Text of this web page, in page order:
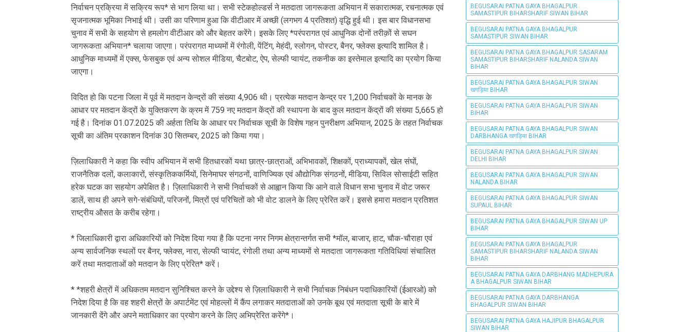
निर्वाचन प्रक्रिया में सक्रिय रूप* से भाग लिया था। सभी स्टेकहोल्डर्स ने मतदाता जागरूकता अभियान में सकारात्मक, रचनात्मक एवं
सृजनात्मक भूमिका निभाई थी। उसी का परिणाम हुआ कि वीटीआर में अच्छी (लगभग 4 प्रतिशत) वृद्धि हुई थी। इस बार विधानसभा
चुनाव में सभी के सहयोग से हमलोग वीटीआर को और बेहतर करेंगे। इसके लिए *परंपरागत एवं आधुनिक दोनों तरीक़ों से सघन
जागरूकता अभियान* चलाया जाएगा। परंपरागत माध्यमों में रंगोली, पेंटिंग, मेहंदी, स्लोगन, पोस्टर, बैनर, फ्लेक्स इत्यादि शामिल है।
आधुनिक माध्यमों में एक्स, फेसबुक एवं अन्य सोशल मीडिया, चैटबोट, ऐप, सेल्फी प्वायंट, तकनीक का इस्तेमाल इत्यादि का प्रयोग किया
जाएगा।
विदित हो कि पटना जिला में पूर्व में मतदान केन्द्रों की संख्या 4,906 थी। प्रत्येक मतदान केन्द्र पर 1,200 निर्वाचकों के मानक के
आधार पर मतदान केंद्रों के युक्तिकरण के क्रम में 759 नए मतदान केंद्रों की स्थापना के बाद कुल मतदान केंद्रों की संख्या 5,665 हो
गई है। दिनांक 01.07.2025 की अर्हता तिथि के आधार पर निर्वाचक सूची के विशेष गहन पुनरीक्षण अभियान, 2025 के तहत निर्वाचक
सूची का अंतिम प्रकाशन दिनांक 30 सितम्बर, 2025 को किया गया।
ज़िलाधिकारी ने कहा कि स्वीप अभियान में सभी हितधारकों यथा छात्र-छात्राओं, अभिभावकों, शिक्षकों, प्राध्यापकों, खेल संघों,
राजनैतिक दलों, कलाकारों, संस्कृतिककर्मियों, सिनेमाघर संगठनों, वाणिज्यिक एवं औद्योगिक संगठनों, मीडिया, सिविल सोसाईटी सहित
हरेक घटक का सहयोग अपेक्षित है। ज़िलाधिकारी ने सभी निर्वाचकों से आह्वान किया कि आने वाले विधान सभा चुनाव में वोट जरूर
डालें, साथ ही अपने सगे-संबंधियों, परिजनों, मित्रों एवं परिचितों को भी वोट डालने के लिए प्रेरित करें। इससे हमारा मतदान प्रतिशत
राष्ट्रीय औसत के करीब रहेगा।
* जिलाधिकारी द्वारा अधिकारियों को निदेश दिया गया है कि पटना नगर निगम क्षेत्रान्तर्गत सभी *मॉल, बाजार, हाट, चौक-चौराहा एवं
अन्य सार्वजनिक स्थलों पर बैनर, फ्लेक्स, नारा, सेल्फी प्वायंट, रंगोली तथा अन्य माध्यमों से मतदाता जागरूकता गतिविधियां संचालित
करें तथा मतदाताओं को मतदान के लिए प्रेरित* करें।
* *शहरी क्षेत्रों में अधिकतम मतदान सुनिश्चित करने के उद्देश्य से ज़िलाधिकारी ने सभी निर्वाचक निबंधन पदाधिकारियों (ईआरओ) को
निदेश दिया है कि वह शहरी क्षेत्रों के अपार्टमेंट एवं मोहल्लों में कैंप लगाकर मतदाताओं को उनके बूथ एवं मतदाता सूची के बारे में
जानकारी देंगे और अपने मताधिकार का प्रयोग करने के लिए अभिप्रेरित करेंगे*।
BEGUSARAI PATNA GAYA BHAGALPUR
SAMASTIPUR BIHARSHARIF SIWAN BIHAR
BEGUSARAI PATNA GAYA BHAGALPUR
SAMASTIPUR SIWAN BIHAR
BEGUSARAI PATNA GAYA BHAGALPUR SASARAM
SAMASTIPUR BIHARSHARIF NALANDA SIWAN
BIHAR
BEGUSARAI PATNA GAYA BHAGALPUR SIWAN
खगड़िया BIHAR
BEGUSARAI PATNA GAYA BHAGALPUR SIWAN
BIHAR
BEGUSARAI PATNA GAYA BHAGALPUR SIWAN
DARBHANGA खगड़िया BIHAR
BEGUSARAI PATNA GAYA BHAGALPUR SIWAN
DELHI BIHAR
BEGUSARAI PATNA GAYA BHAGALPUR SIWAN
NALANDA BIHAR
BEGUSARAI PATNA GAYA BHAGALPUR SIWAN
SUPAUL BIHAR
BEGUSARAI PATNA GAYA BHAGALPUR SIWAN UP
BIHAR
BEGUSARAI PATNA GAYA BHAGALPUR
SAMASTIPUR BIHARSHARIF NALANDA SIWAN
BIHAR
BEGUSARAI PATNA GAYA DARBHANG MADHEPURA
A BHAGALPUR SIWAN BIHAR
BEGUSARAI PATNA GAYA DARBHANGA
BHAGALPUR SIWAN BIHAR
BEGUSARAI PATNA GAYA HAJIPUR BHAGALPUR
SIWAN BIHAR